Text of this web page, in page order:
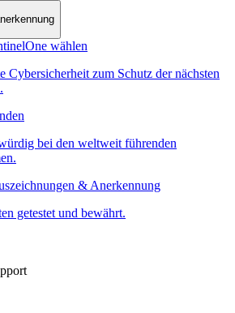
wählen
Cybersicherheit zum Schutz der nächsten
bei den weltweit führenden
& Anerkennung
getestet und bewährt.